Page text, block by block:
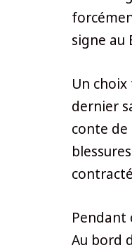
signe au
Un
dernier
conte de
Pendant
Au bord